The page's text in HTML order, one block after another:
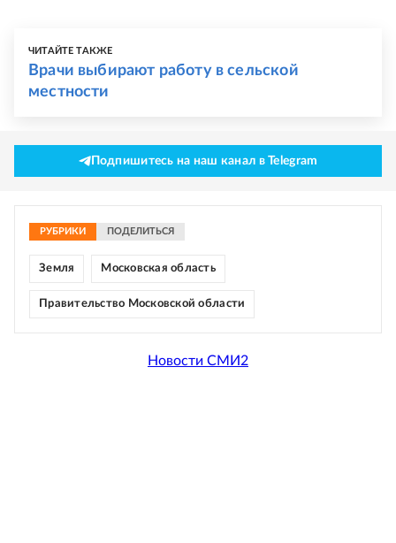
ЧИТАЙТЕ ТАКЖЕ
Врачи выбирают работу в сельской
местности
Подпишитесь на наш канал в Telegram
РУБРИКИ ПОДЕЛИТЬСЯ
Земля Московская область
Правительство Московской области
Новости СМИ2